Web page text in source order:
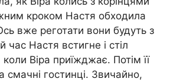
кроком Настя обходила
вже реготати вони будуть з
час Настя встигне і стіл
Віра приїжджає. Потім її
смачні гостинці. Звичайно,